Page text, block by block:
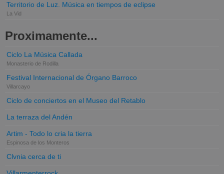
Territorio de Luz. Música en tiempos de eclipse
La Vid
Proximamente...
Ciclo La Música Callada
Monasterio de Rodilla
Festival Internacional de Órgano Barroco
Villarcayo
Ciclo de conciertos en el Museo del Retablo
La terraza del Andén
Artim - Todo lo cria la tierra
Espinosa de los Monteros
Clvnia cerca de ti